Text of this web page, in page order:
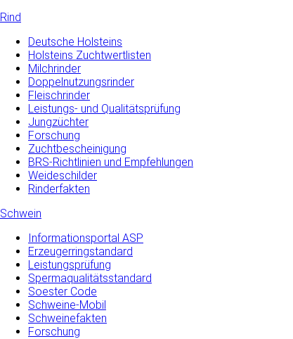
Rind
Deutsche Holsteins
Holsteins Zuchtwertlisten
Milchrinder
Doppelnutzungsrinder
Fleischrinder
Leistungs- und Qualitätsprüfung
Jungzüchter
Forschung
Zuchtbescheinigung
BRS-Richtlinien und Empfehlungen
Weideschilder
Rinderfakten
Schwein
Informationsportal ASP
Erzeugerringstandard
Leistungsprüfung
Spermaqualitätsstandard
Soester Code
Schweine-Mobil
Schweinefakten
Forschung